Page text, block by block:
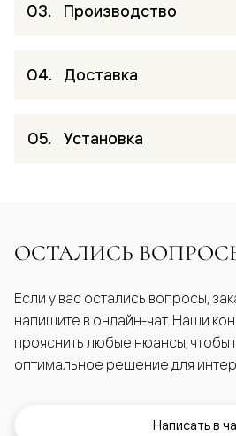
Производство
Доставка
Установка
ОСТАЛИСЬ
Если у вас остались вопросы,
напишите в онлайн-чат. Наши
прояснить любые нюансы, чтобы
оптимальное решение для
Написать в